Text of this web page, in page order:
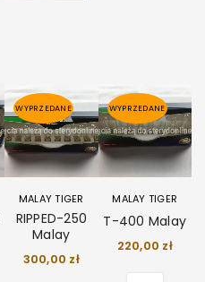
WYPRZEDANE
MALAY TIGER
RIPPED-250
Malay
300,00 zł
WYPRZEDANE
MALAY TIGER
T-400 Malay
220,00 zł